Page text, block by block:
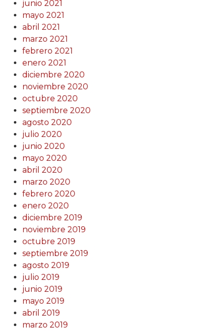
junio 2021
mayo 2021
abril 2021
marzo 2021
febrero 2021
enero 2021
diciembre 2020
noviembre 2020
octubre 2020
septiembre 2020
agosto 2020
julio 2020
junio 2020
mayo 2020
abril 2020
marzo 2020
febrero 2020
enero 2020
diciembre 2019
noviembre 2019
octubre 2019
septiembre 2019
agosto 2019
julio 2019
junio 2019
mayo 2019
abril 2019
marzo 2019